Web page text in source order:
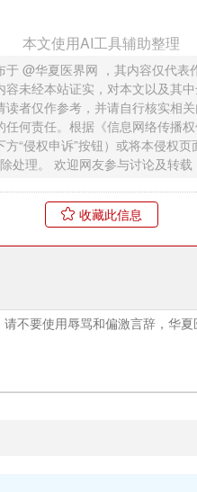
本文使用AI工具辅助整理
@华夏医界网 ，其内容仅代
未经本站证实，对本文以及其
者仅作参考，并请自行核实相
何责任。根据《信息网络传播
“侵权申诉”按钮）或将本侵权
处理。 欢迎网友参与讨论及转载
收藏此信息